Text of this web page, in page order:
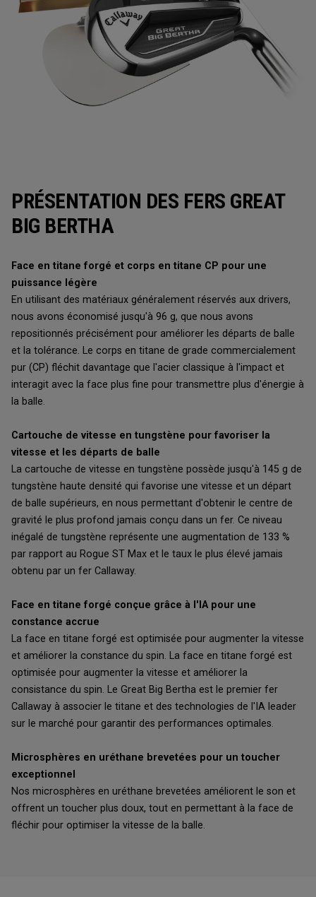
PRÉSENTATION DES FERS GREAT
BIG BERTHA
Face en titane forgé et corps en titane CP pour une
puissance légère
En utilisant des matériaux généralement réservés aux drivers,
nous avons économisé jusqu'à 96 g, que nous avons
repositionnés précisément pour améliorer les départs de balle
et la tolérance. Le corps en titane de grade commercialement
pur (CP) fléchit davantage que l'acier classique à l'impact et
interagit avec la face plus fine pour transmettre plus d'énergie à
la balle.
Cartouche de vitesse en tungstène pour favoriser la
vitesse et les départs de balle
La cartouche de vitesse en tungstène possède jusqu'à 145 g de
tungstène haute densité qui favorise une vitesse et un départ
de balle supérieurs, en nous permettant d'obtenir le centre de
gravité le plus profond jamais conçu dans un fer. Ce niveau
inégalé de tungstène représente une augmentation de 133 %
par rapport au Rogue ST Max et le taux le plus élevé jamais
obtenu par un fer Callaway.
Face en titane forgé conçue grâce à l'IA pour une
constance accrue
La face en titane forgé est optimisée pour augmenter la vitesse
et améliorer la constance du spin. La face en titane forgé est
optimisée pour augmenter la vitesse et améliorer la
consistance du spin. Le Great Big Bertha est le premier fer
Callaway à associer le titane et des technologies de l'IA leader
sur le marché pour garantir des performances optimales.
Microsphères en uréthane brevetées pour un toucher
exceptionnel
Nos microsphères en uréthane brevetées améliorent le son et
offrent un toucher plus doux, tout en permettant à la face de
fléchir pour optimiser la vitesse de la balle.